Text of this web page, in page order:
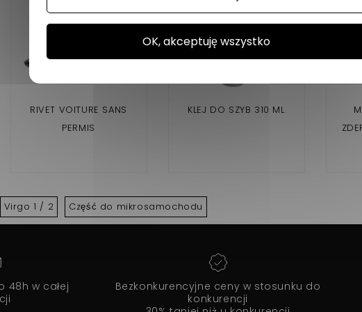
RIVET VOITURE SANS
PERMIS
KLEJ DO SZYB 310 ML
Virgo 1 / 2 Część do mikrosamochodu
48h w całej
Bezkonkurencyjne ceny w stosunku do
konkurencji
OK, akceptuję wszystko